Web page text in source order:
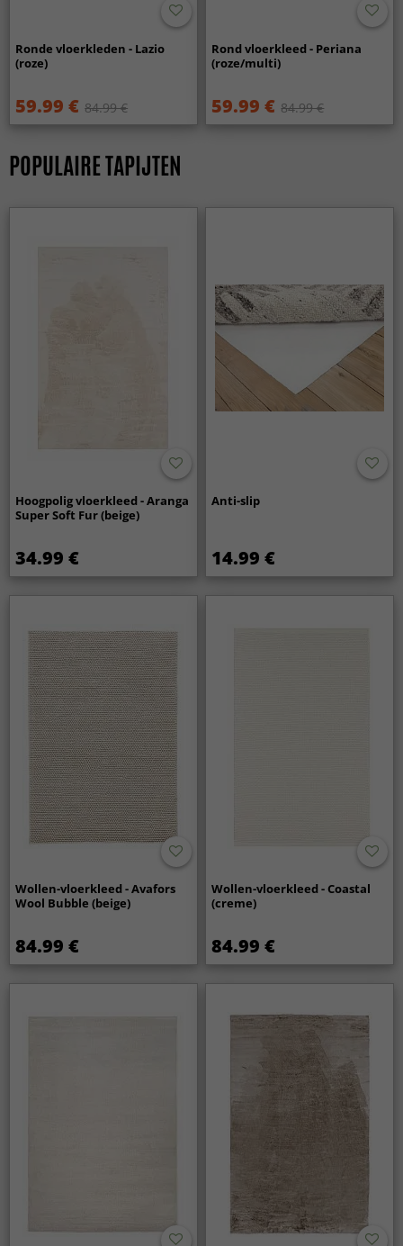
Ronde vloerkleden - Lazio
(roze)
59.99 € 84.99 €
Rond vloerkleed - Periana
(roze/multi)
59.99 € 84.99 €
POPULAIRE TAPIJTEN
Hoogpolig vloerkleed - Aranga
Super Soft Fur (beige)
34.99 €
Anti-slip
14.99 €
Wollen-vloerkleed - Avafors
Wool Bubble (beige)
84.99 €
Wollen-vloerkleed - Coastal
(creme)
84.99 €